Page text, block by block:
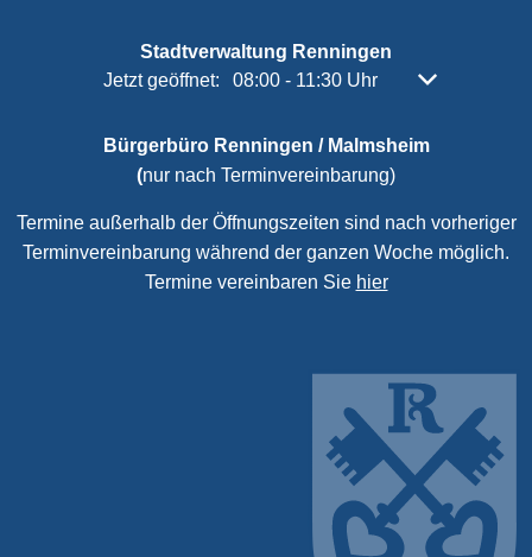
Stadtverwaltung Renningen
Klicken, um weitere Öffnungs- oder Schließzeiten
Jetzt geöffnet: 08:00- 11:30Uhr Von 08:00 bis
Bürgerbüro Renningen / Malmsheim
(nur nach Terminvereinbarung)
Termine außerhalb der Öffnungszeiten sind nach vorheriger
Terminvereinbarung während der ganzen Woche möglich.
Termine vereinbaren Sie hier